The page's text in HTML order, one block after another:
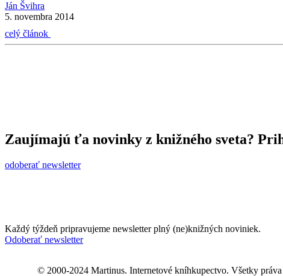
Ján Švihra
5. novembra 2014
celý článok
Zaujímajú ťa novinky z knižného sveta?
odoberať newsletter
Každý týždeň pripravujeme newsletter plný (ne)knižných noviniek.
Odoberať newsletter
© 2000-2024 Martinus. Internetové kníhkupectvo. Všetky práva